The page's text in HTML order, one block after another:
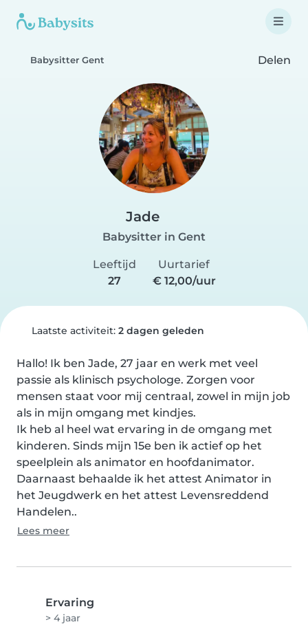
Babysitter Gent Delen
Jade
Babysitter in Gent
Leeftijd
27
Uurtarief
€ 12,00/uur
Laatste activiteit: 2 dagen geleden
Hallo! Ik ben Jade, 27 jaar en werk met veel
passie als klinisch psychologe. Zorgen voor
mensen staat voor mij centraal, zowel in mijn job
als in mijn omgang met kindjes.
Ik heb al heel wat ervaring in de omgang met
kinderen. Sinds mijn 15e ben ik actief op het
speelplein als animator en hoofdanimator.
Daarnaast behaalde ik het attest Animator in
het Jeugdwerk en het attest Levensreddend
Handelen..
Lees meer
Ervaring
> 4 jaar